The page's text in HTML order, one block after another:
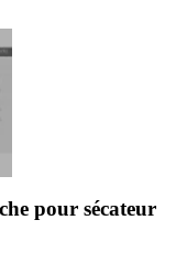
pour sécateur